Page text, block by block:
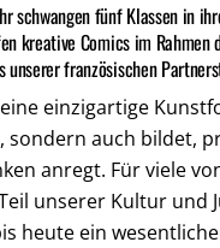
schwangen fünf Klassen in
kreative Comics im Rahmen
unserer französischen
einzigartige
sondern auch bildet,
anregt. Für viele
unserer Kultur und
heute ein